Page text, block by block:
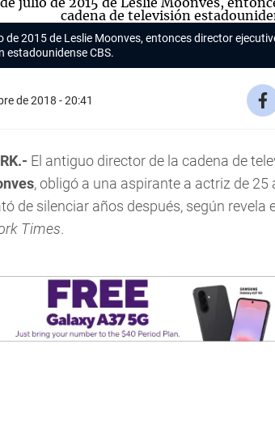
de 2015 de Leslie Moonves, entonces director
estadounidense CBS.
de 2018 - 20:41
El antiguo director de la cadena de
, obligó a una aspirante a actriz de
de silenciar años después, según revela
Times.